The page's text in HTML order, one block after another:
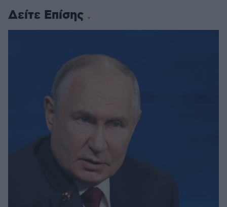
Δείτε Επίσης